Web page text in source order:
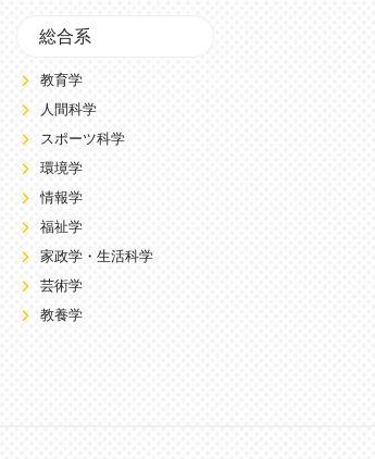
総合系
教育学
人間科学
スポーツ科学
環境学
情報学
福祉学
家政学・生活科学
芸術学
教養学